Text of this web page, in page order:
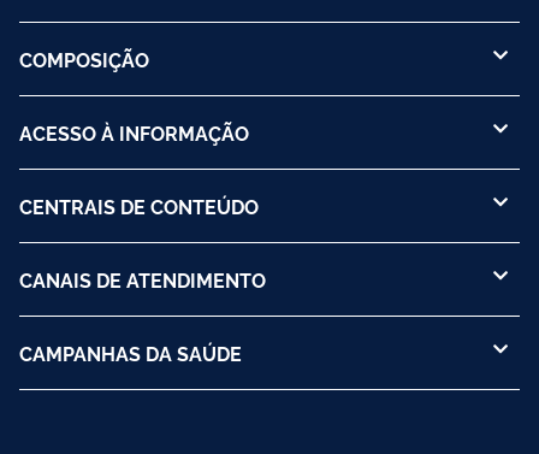
COMPOSIÇÃO
ACESSO À INFORMAÇÃO
CENTRAIS DE CONTEÚDO
CANAIS DE ATENDIMENTO
CAMPANHAS DA SAÚDE